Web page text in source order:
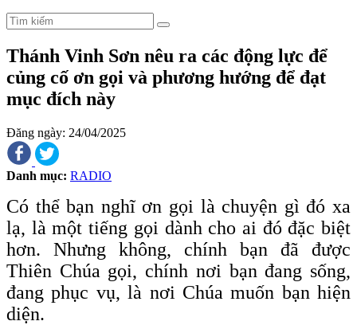
Thánh Vinh Sơn nêu ra các động lực để
củng cố ơn gọi và phương hướng để đạt
mục đích này
Đăng ngày: 24/04/2025
Danh mục: RADIO
Có thể bạn nghĩ ơn gọi là chuyện gì đó xa
lạ, là một tiếng gọi dành cho ai đó đặc biệt
hơn. Nhưng không, chính bạn đã được
Thiên Chúa gọi, chính nơi bạn đang sống,
đang phục vụ, là nơi Chúa muốn bạn hiện
diện.